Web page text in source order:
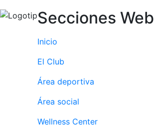
Pádel
Pádel
Campeonato
Social de Pádel
Cuadros de
d'Honor
Secciones Web
Inicio
El Club
Área deportiva
Área social
Wellness Center